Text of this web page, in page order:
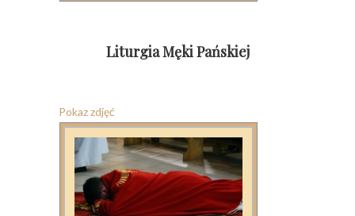
Liturgia Męki Pańskiej
Pokaz zdjęć